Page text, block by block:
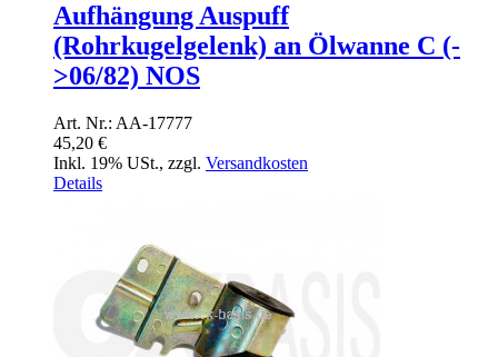
Aufhängung Auspuff
(Rohrkugelgelenk) an Ölwanne C (-
>06/82) NOS
Art. Nr.: AA-17777
45,20 €
Inkl. 19% USt., zzgl. Versandkosten
Details